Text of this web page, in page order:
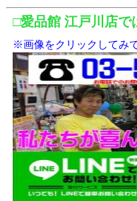
□愛品館 江戸川店で
※画像をクリックしてみ